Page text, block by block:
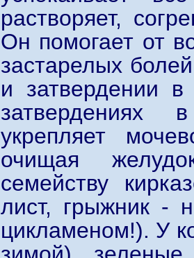
растворяет,
Он помогает от
застарелых
и затвердении
затвердениях
укрепляет
очищая
семейству
лист, грыжник -
цикламеном!). У